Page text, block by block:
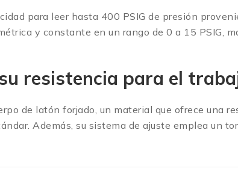
para leer hasta 400 PSIG de presión
y constante en un rango de 0 a 15 PSIG,
resistencia para el
de latón forjado, un material que ofrece una
Además, su sistema de ajuste emplea un